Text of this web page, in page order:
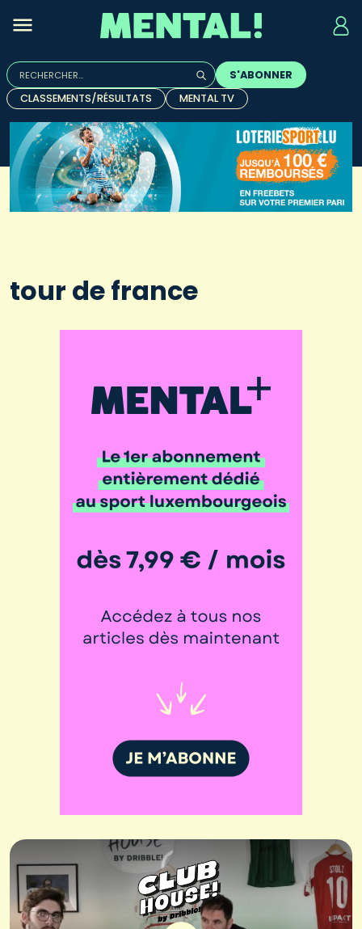
Rechercher :
Quand les résultats de l'auto-complétion sont
S'ABONNER
CLASSEMENTS/RÉSULTATS
MENTAL TV
tour de france